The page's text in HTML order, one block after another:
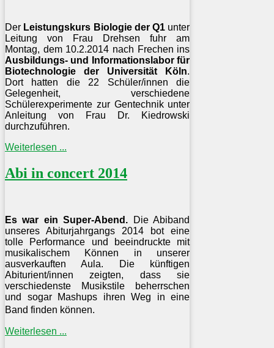
Der Leistungskurs Biologie der Q1 unter
Leitung von Frau Drehsen fuhr am
Montag, dem 10.2.2014 nach Frechen ins
Ausbildungs- und Informationslabor für
Biotechnologie der Universität Köln.
Dort hatten die 22 Schüler/innen die
Gelegenheit, verschiedene
Schülerexperimente zur Gentechnik unter
Anleitung von Frau Dr. Kiedrowski
durchzuführen.
Weiterlesen ...
Abi in concert 2014
Es war ein Super-Abend.
Die Abiband
unseres Abiturjahrgangs 2014 bot eine
tolle Performance und beeindruckte mit
musikalischem Können in unserer
ausverkauften Aula. Die künftigen
Abiturient/innen zeigten, dass sie
verschiedenste Musikstile beherrschen
und sogar Mashups ihren Weg in eine
Band finden können.
Weiterlesen ...